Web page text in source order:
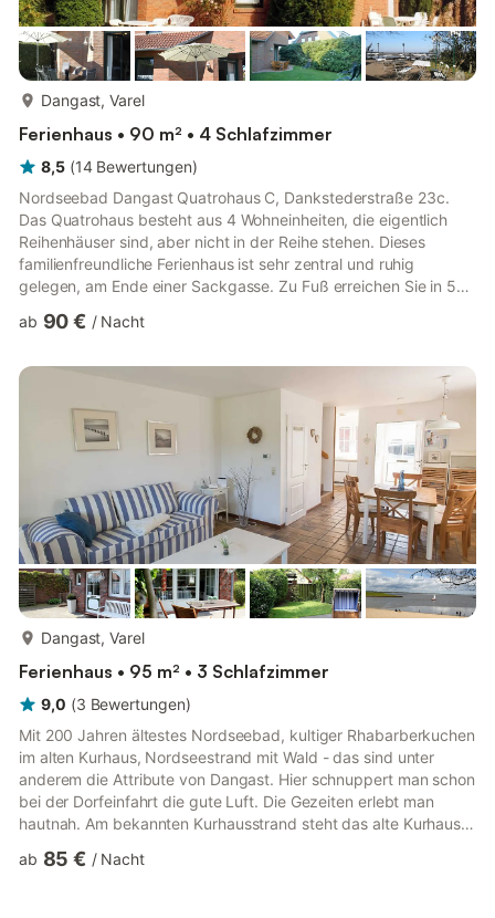
Dangast, Varel
Ferienhaus • 90 m² • 4 Schlafzimmer
8,5 (14 Bewertungen)
Nordseebad Dangast Quatrohaus C, Dankstederstraße 23c.
Das Quatrohaus besteht aus 4 Wohneinheiten, die eigentlich
Reihenhäuser sind, aber nicht in der Reihe stehen. Dieses
familienfreundliche Ferienhaus ist sehr zentral und ruhig
gelegen, am Ende einer Sackgasse. Zu Fuß erreichen Sie in 5
Meerwasserquellbad, den kleinen Supermarkt, sowie
sehr zentral und trotzdem ruhig gelegen, am Ende einer
Sackgasse. Zu Fuß erreichen Sie in 5 Minuten den Strand, das
Meerwasserquellbad, die Touris...
ab 90 € / Nacht
Dangast, Varel
Ferienhaus • 95 m² • 3 Schlafzimmer
9,0 (3 Bewertungen)
Mit 200 Jahren ältestes Nordseebad, kultiger Rhabarberkuchen
im alten Kurhaus, Nordseestrand mit Wald - das sind unter
anderem die Attribute von Dangast. Hier schnuppert man schon
bei der Dorfeinfahrt die gute Luft. Die Gezeiten erlebt man
hautnah. Am bekannten Kurhausstrand steht das alte Kurhaus.
des Ausflugsschiffes Jantje von Dangast, das Ausflüge auf den
ab 85 € / Nacht